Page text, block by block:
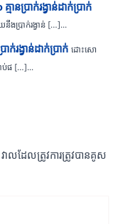
ប្រាក់រង្វាន់ដាក់ប្រាក់
ងប្រាក់រង្វាន់ […]...
រង្វាន់ដាក់ប្រាក់ ដោះសោ
ាប់ផ […]...
វាល​ដែល​ត្រូវ​ការ​ត្រូវ​បាន​គូស